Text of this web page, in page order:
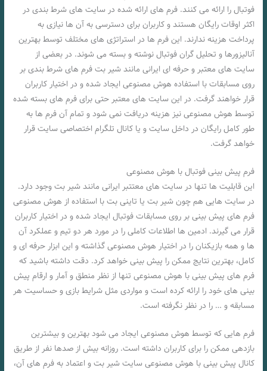
فوتبال را ارائه می کنند. فرم های ارائه شده در سایت های شرط بندی در
اکثر اوقات رایگان هستند و کاربران برای دسترسی به آن ها نیازی به
پرداخت هزینه ندارند. این فرم ها در استراتژی های مختلف توسط بهترین
آنالیزورها و تحلیل گران فوتبال نوشته و بسته می شوند. در بعضی از
سایت های معتبر و حرفه ای ایرانی مانند شیر بت فرم های شرط بندی بر
روی مسابقات با استفاده هوش مصنوعی ایجاد شده و در اختیار کاربران
قرار خواهند گرفت. در این سایت های معتبر حتی برای فرم های بسته شده
توسط هوش مصنوعی نیز هزینه دریافت نمی شود و تمام آن فرم ها به
طور کامل رایگان در داخل سایت و یا کانال تلگرام اختصاصی سایت قرار
خواهد گرفت.
فرم پیش بینی فوتبال با هوش مصنوعی
این قابلیت ها تنها در سایت های معتتبر ایرانی مانند شیر بت وجود دارد.
در سایت هایی هم چون شیر بت یا تاینی بت با استفاده از هوش مصنوعی
فرم های پیش بینی بر روی مسابقات فوتبال ایجاد شده و در اختیار کاربران
قرار می گیرند. ادمین ها اطلاعات کاملی را در مورد هر دو تیم و عملکرد آن
ها و همه بازیکنان را در اختیار هوش مصنوعی گذاشته و این ابزار حرفه ای و
کامل، بهترین نتایج ممکن را پیش بینی خواهد کرد. دقت داشته باشید که
فرم های پیش بینی با هوش مصنوعی تنها از نظر منطق و آمار و ارقام پیش
بینی های خود را ارائه کرده است و مواردی مثل شرایط بازی و حساسیت هر
مسابقه و … را در نظر نگرفته است.
فرم هایی که توسط هوش مصنوعی ایجاد می شود بهترین و بیشترین
بازدهی ممکن را برای کاربران داشته است. روزانه بیش از صدها نفر از طریق
کانال پیش بینی با هوش مصنوعی سایت شیر بت و اعتماد به فرم های آن،